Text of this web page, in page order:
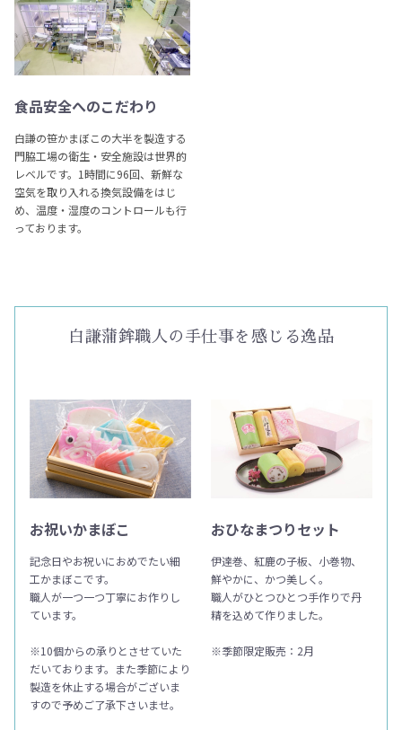
食品安全へのこだわり
白謙の笹かまぼこの大半を製造する
門脇工場の衛生・安全施設は世界的
レベルです。1時間に96回、新鮮な
空気を取り入れる換気設備をはじ
め、温度・湿度のコントロールも行
っております。
白謙蒲鉾職人の手仕事を感じる逸品
お祝いかまぼこ
記念日やお祝いにおめでたい細
工かまぼこです。
職人が一つ一つ丁寧にお作りし
ています。
※10個からの承りとさせていた
だいております。また季節により
製造を休止する場合がございま
すので予めご了承下さいませ。
おひなまつりセット
伊達巻、紅鹿の子板、小巻物、
鮮やかに、かつ美しく。
職人がひとつひとつ手作りで丹
精を込めて作りました。
※季節限定販売：2月